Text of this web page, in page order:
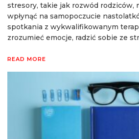
stresory, takie jak rozwód rodziców,
wpłynąć na samopoczucie
spotkania z wykwalifikowanym
zrozumieć emocje, radzić sobie ze
READ MORE